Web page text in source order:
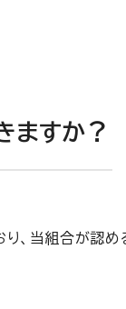
ますか？
、当組合が認め